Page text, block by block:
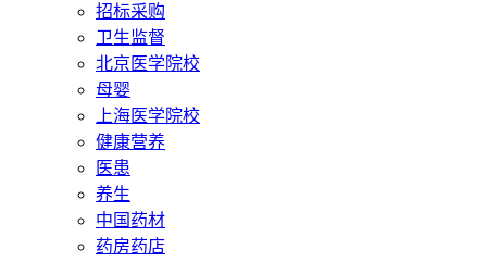
招标采购
卫生监督
北京医学院校
母婴
上海医学院校
健康营养
医患
养生
中国药材
药房药店